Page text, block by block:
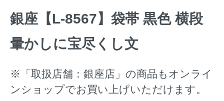
銀座【L-8567】袋帯 黒色 横段
暈かしに宝尽くし文
※「取扱店舗：銀座店」の商品もオンライ
ンショップでお買い上げいただけます。